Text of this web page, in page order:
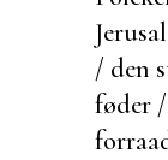
/ den
føder